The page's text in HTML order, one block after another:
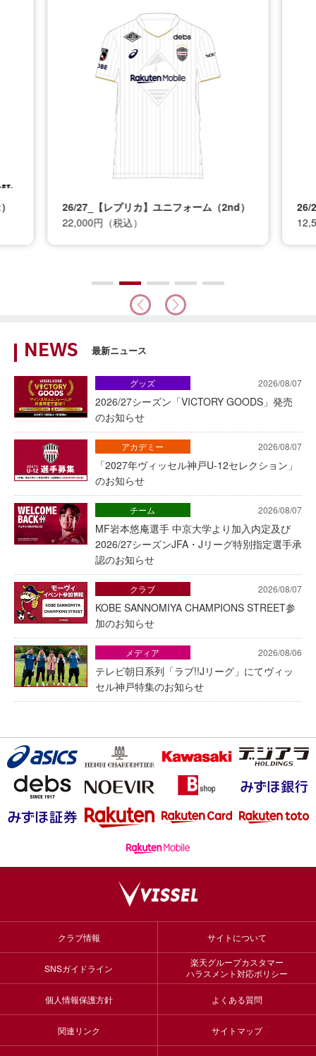
26/27_【レプリカ】ユニフォーム（2nd）
22,000円（税込）
26/
NEWS 最新ニュース
2026/08/07
2026/27シーズン「VICTORY GOODS」発売
のお知らせ
グッズ
2026/08/07
「2027年ヴィッセル神戸U-12セレクション」
のお知らせ
アカデミー
2026/08/07
MF岩本悠庵選手 中京大学より加入内定及び
2026/27シーズンJFA・Jリーグ特別指定選手承
認のお知らせ
チーム
2026/08/07
KOBE SANNOMIYA CHAMPIONS STREET参
加のお知らせ
クラブ
2026/08/06
テレビ朝日系列「ラブ!!Jリーグ」にてヴィッ
セル神戸特集のお知らせ
メディア
クラブ情報 サイトについて
SNSガイドライン
楽天グループカスタマー
ハラスメント対応ポリシー
個人情報保護方針 よくある質問
関連リンク サイトマップ